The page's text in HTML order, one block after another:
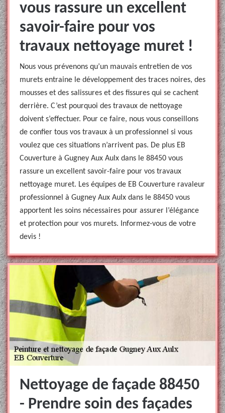
vous rassure un excellent
savoir-faire pour vos
travaux nettoyage muret !
Nous vous prévenons qu’un mauvais entretien de vos
murets entraine le développement des traces noires, des
mousses et des salissures et des fissures qui se cachent
derrière. C’est pourquoi des travaux de nettoyage
doivent s’effectuer. Pour ce faire, nous vous conseillons
de confier tous vos travaux à un professionnel si vous
voulez que ces situations n’arrivent pas. De plus EB
Couverture à Gugney Aux Aulx dans le 88450 vous
rassure un excellent savoir-faire pour vos travaux
nettoyage muret. Les équipes de EB Couverture ravaleur
professionnel à Gugney Aux Aulx dans le 88450 vous
apportent les soins nécessaires pour assurer l’élégance
et protection pour vos murets. Informez-vous de votre
devis !
Nettoyage de façade 88450
- Prendre soin des façades